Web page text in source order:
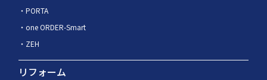
PORTA
one ORDER-Smart
ZEH
リフォーム